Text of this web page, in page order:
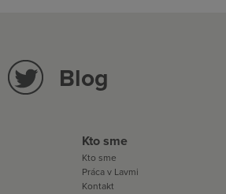
Blog
Kto sme
Kto sme
Práca v Lavmi
Kontakt